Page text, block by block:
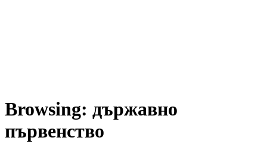
Browsing: държавно
първенство